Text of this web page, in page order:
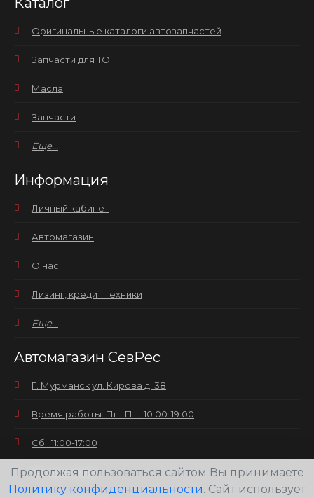
Оригинальные каталоги автозапчастей
Запчасти для ТО
Масла
Запчасти
Еще...
Информация
Личный кабинет
Автомагазин
О нас
Лизинг, кредит техники
Еще...
Автомагазин СевРес
Г. Мурманск ул. Кирова д. 38
Время работы: Пн.-Пт.: 10:00-19:00
Сб.: 11:00-17:00
Вс.: выходной
Продолжая пользоваться сайтом Вы принимаете
Политику конфиденциальности. Сайт использует